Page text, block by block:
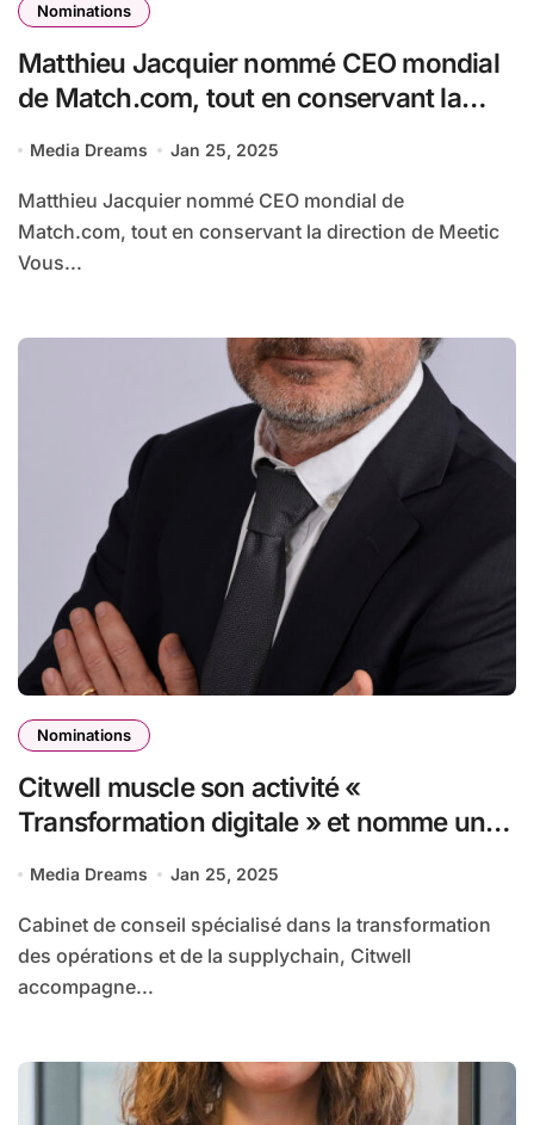
Nominations
Matthieu Jacquier nommé CEO mondial
de Match.com, tout en conservant la
Media Dreams Jan 25, 2025
Matthieu Jacquier nommé CEO mondial de
Match.com, tout en conservant la direction de Meetic
Vous...
Nominations
Citwell muscle son activité «
Transformation digitale » et nomme un
Media Dreams Jan 25, 2025
Cabinet de conseil spécialisé dans la transformation
des opérations et de la supplychain, Citwell
accompagne...